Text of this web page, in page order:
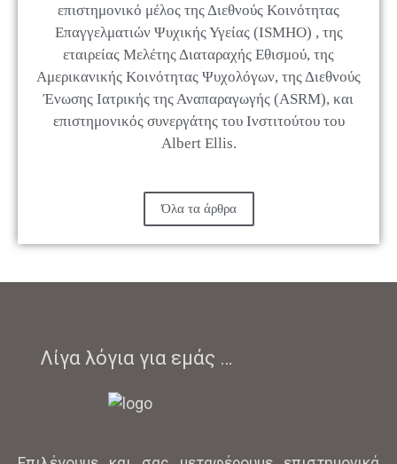
επιστημονικό μέλος της Διεθνούς Κοινότητας
Επαγγελματιών Ψυχικής Υγείας (ISMHO) , της
εταιρείας Μελέτης Διαταραχής Εθισμού, της
Αμερικανικής Κοινότητας Ψυχολόγων, της Διεθνούς
Ένωσης Ιατρικής της Αναπαραγωγής (ASRM), και
επιστημονικός συνεργάτης του Ινστιτούτου του
Albert Ellis.
Όλα τα άρθρα
Λίγα λόγια για εμάς …